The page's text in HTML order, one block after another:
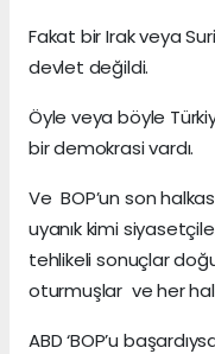
Fakat bir Irak veya
devlet değildi.
Öyle veya böyle
bir demokrasi vardı.
Ve BOP’un son
uyanık kimi
tehlikeli sonuçlar
oturmuşlar ve her
ABD ‘BOP’u